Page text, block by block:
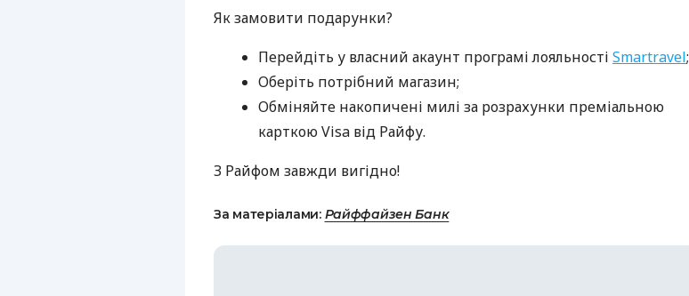
Як замовити подарунки?
Перейдіть у власний акаунт програмі лояльності Smartravel;
Оберіть потрібний магазин;
Обміняйте накопичені милі за розрахунки преміальною
карткою Visa від Райфу.
З Райфом завжди вигідно!
За матеріалами: Райффайзен Банк